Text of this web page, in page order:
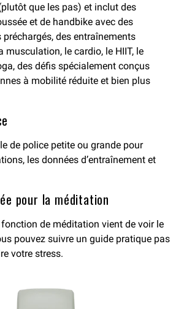
que les pas) et inclut des
et de handbike avec des
des entraînements
musculation, le cardio, le HIIT, le
des défis spécialement conçus
à mobilité réduite et bien plus
de police petite ou grande pour
les données d’entraînement et
pour la méditation
de méditation vient de voir le
pouvez suivre un guide pratique pas
votre stress.